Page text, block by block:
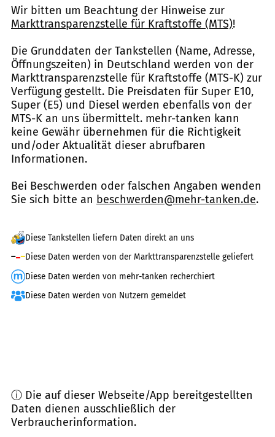
Wir bitten um Beachtung der Hinweise zur
Markttransparenzstelle für Kraftstoffe (MTS)!
Die Grunddaten der Tankstellen (Name, Adresse,
Öffnungszeiten) in Deutschland werden von der
Markttransparenzstelle für Kraftstoffe (MTS-K) zur
Verfügung gestellt. Die Preisdaten für Super E10,
Super (E5) und Diesel werden ebenfalls von der
MTS-K an uns übermittelt. mehr-tanken kann
keine Gewähr übernehmen für die Richtigkeit
und/oder Aktualität dieser abrufbaren
Informationen.
Bei Beschwerden oder falschen Angaben wenden
Sie sich bitte an beschwerden@mehr-tanken.de.
Diese Tankstellen liefern Daten direkt an uns
Diese Daten werden von der Markttransparenzstelle geliefert
Diese Daten werden von mehr-tanken recherchiert
Diese Daten werden von Nutzern gemeldet
ⓘ Die auf dieser Webseite/App bereitgestellten
Daten dienen ausschließlich der
Verbraucherinformation.